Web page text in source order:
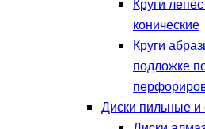
Круги
конические
Круги
подложке
Диски пильные